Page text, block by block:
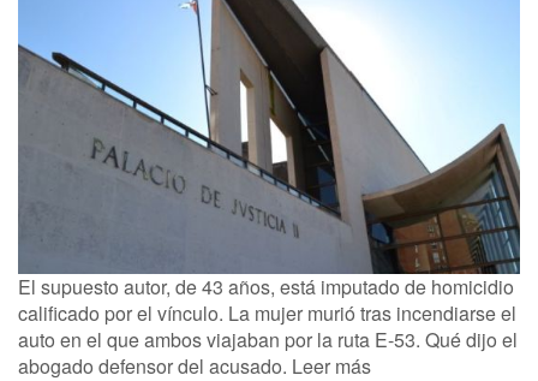
El supuesto autor, de 43 años, está imputado de homicidio
calificado por el vínculo. La mujer murió tras incendiarse el
auto en el que ambos viajaban por la ruta E-53. Qué dijo el
abogado defensor del acusado. Leer más